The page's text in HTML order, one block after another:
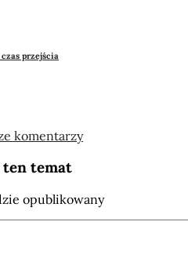
przejścia
komentarzy
ten temat
opublikowany